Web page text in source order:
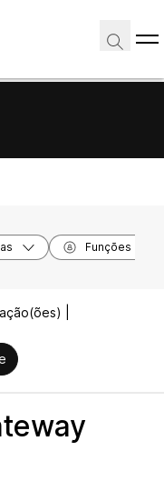
Funções
|